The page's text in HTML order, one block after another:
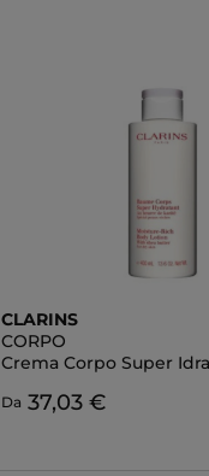
CLARINS
CORPO
Crema Corpo Super
Da 37,03 €